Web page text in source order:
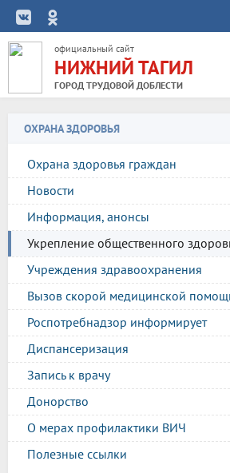
официальный сайт
НИЖНИЙ ТАГИЛ
ГОРОД ТРУДОВОЙ ДОБЛЕСТИ
ОХРАНА ЗДОРОВЬЯ
Охрана здоровья граждан
Новости
Информация, анонсы
Укрепление общественного
Учреждения здравоохранения
Вызов скорой медицинской
Роспотребнадзор информирует
Диспансеризация
Запись к врачу
Донорство
О мерах профилактики ВИЧ
Полезные ссылки